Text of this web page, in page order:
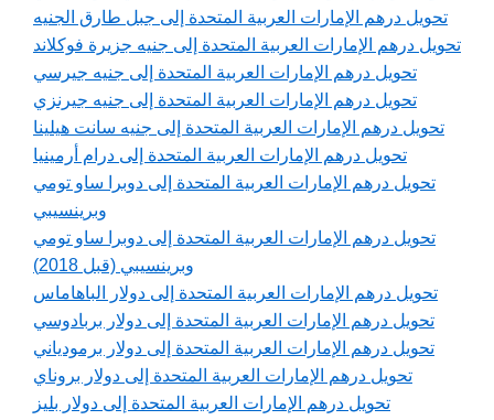
تحويل درهم الإمارات العربية المتحدة إلى جبل طارق الجنيه
تحويل درهم الإمارات العربية المتحدة إلى جنيه جزيرة فوكلاند
تحويل درهم الإمارات العربية المتحدة إلى جنيه جيرسي
تحويل درهم الإمارات العربية المتحدة إلى جنيه جيرنزي
تحويل درهم الإمارات العربية المتحدة إلى جنيه سانت هيلينا
تحويل درهم الإمارات العربية المتحدة إلى درام أرمينيا
تحويل درهم الإمارات العربية المتحدة إلى دوبرا ساو تومي
وبرينسيبي
تحويل درهم الإمارات العربية المتحدة إلى دوبرا ساو تومي
وبرينسيبي (قبل 2018)
تحويل درهم الإمارات العربية المتحدة إلى دولار الباهاماس
تحويل درهم الإمارات العربية المتحدة إلى دولار بربادوسي
تحويل درهم الإمارات العربية المتحدة إلى دولار برمودياني
تحويل درهم الإمارات العربية المتحدة إلى دولار بروناي
تحويل درهم الإمارات العربية المتحدة إلى دولار بليز